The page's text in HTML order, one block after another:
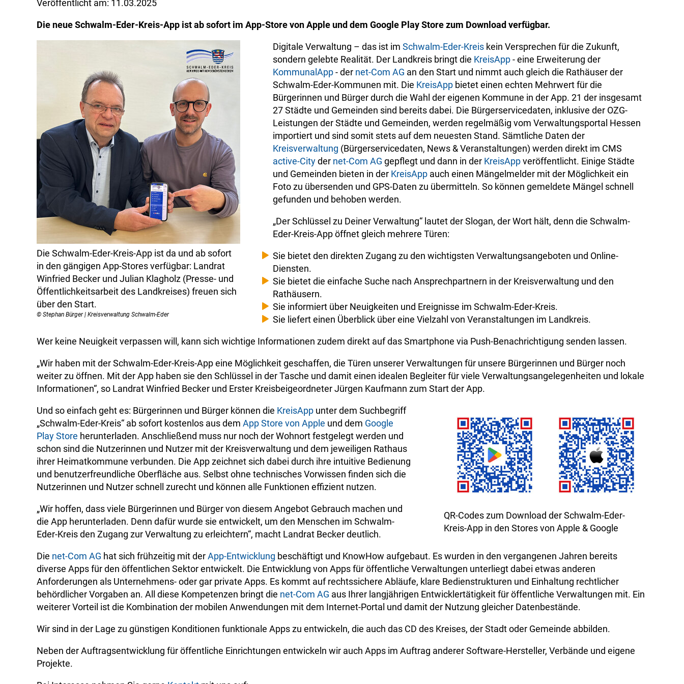
Veröffentlicht am: 11.03.2025
Die neue Schwalm-Eder-Kreis-App ist ab sofort im App-Store von Apple und dem Google Play Store zum Download verfügbar.
Die Schwalm-Eder-Kreis-App ist da und ab sofort
in den gängigen App-Stores verfügbar: Landrat
Winfried Becker und Julian Klagholz (Presse- und
Öffentlichkeitsarbeit des Landkreises) freuen sich
über den Start.
© Stephan Bürger | Kreisverwaltung Schwalm-Eder
Digitale Verwaltung – das ist im Schwalm-Eder-Kreis kein Versprechen für die Zukunft,
sondern gelebte Realität. Der Landkreis bringt die KreisApp- eine Erweiterung der
KommunalApp- der net-Com AG an den Start und nimmt auch gleich die Rathäuser der
Schwalm-Eder-Kommunen mit. Die KreisApp bietet einen echten Mehrwert für die
Bürgerinnen und Bürger durch die Wahl der eigenen Kommune in der App. 21 der insgesamt
27 Städte und Gemeinden sind bereits dabei. Die Bürgerservicedaten, inklusive der OZG-
Leistungen der Städte und Gemeinden, werden regelmäßig vom Verwaltungsportal Hessen
importiert und sind somit stets auf dem neuesten Stand. Sämtliche Daten der
Kreisverwaltung (Bürgerservicedaten, News & Veranstaltungen) werden direkt im CMS
active-Cityder net-Com AG gepflegt und dann in der KreisAppveröffentlicht. Einige Städte
und Gemeinden bieten in der KreisApp auch einen Mängelmelder mit der Möglichkeit ein
Foto zu übersenden und GPS-Daten zu übermitteln. So können gemeldete Mängel schnell
gefunden und behoben werden.
„Der Schlüssel zu Deiner Verwaltung“ lautet der Slogan, der Wort hält, denn die Schwalm-
Eder-Kreis-App öffnet gleich mehrere Türen:
Sie bietet den direkten Zugang zu den wichtigsten Verwaltungsangeboten und Online-
Diensten.
Sie bietet die einfache Suche nach Ansprechpartnern in der Kreisverwaltung und den
Rathäusern.
Sie informiert über Neuigkeiten und Ereignisse im Schwalm-Eder-Kreis.
Sie liefert einen Überblick über eine Vielzahl von Veranstaltungen im Landkreis.
Wer keine Neuigkeit verpassen will, kann sich wichtige Informationen zudem direkt auf das Smartphone via Push-Benachrichtigung senden lassen.
„Wir haben mit der Schwalm-Eder-Kreis-App eine Möglichkeit geschaffen, die Türen unserer Verwaltungen für unsere Bürgerinnen und Bürger noch
weiter zu öffnen. Mit der App haben sie den Schlüssel in der Tasche und damit einen idealen Begleiter für viele Verwaltungsangelegenheiten und lokale
Informationen“, so Landrat Winfried Becker und Erster Kreisbeigeordneter Jürgen Kaufmann zum Start der App.
QR-Codes zum Download der Schwalm-Eder-
Kreis-App in den Stores von Apple & Google
Und so einfach geht es: Bürgerinnen und Bürger können die KreisApp unter dem Suchbegriff
„Schwalm-Eder-Kreis“ ab sofort kostenlos aus dem App Store von Apple und dem Google
Play Store herunterladen. Anschließend muss nur noch der Wohnort festgelegt werden und
schon sind die Nutzerinnen und Nutzer mit der Kreisverwaltung und dem jeweiligen Rathaus
ihrer Heimatkommune verbunden. Die App zeichnet sich dabei durch ihre intuitive Bedienung
und benutzerfreundliche Oberfläche aus. Selbst ohne technisches Vorwissen finden sich die
Nutzerinnen und Nutzer schnell zurecht und können alle Funktionen effizient nutzen.
„Wir hoffen, dass viele Bürgerinnen und Bürger von diesem Angebot Gebrauch machen und
die App herunterladen. Denn dafür wurde sie entwickelt, um den Menschen im Schwalm-
Eder-Kreis den Zugang zur Verwaltung zu erleichtern“, macht Landrat Becker deutlich.
Die net-Com AG hat sich frühzeitig mit derApp-Entwicklung beschäftigt und KnowHow aufgebaut. Es wurden in den vergangenen Jahren bereits
diverse Apps für den öffentlichen Sektor entwickelt. Die Entwicklung von Apps für öffentliche Verwaltungen unterliegt dabei etwas anderen
Anforderungen als Unternehmens- oder gar private Apps. Es kommt auf rechtssichere Abläufe, klare Bedienstrukturen und Einhaltung rechtlicher
behördlicher Vorgaben an. All diese Kompetenzen bringt die net-Com AG aus Ihrer langjährigen Entwicklertätigkeit für öffentliche Verwaltungen mit. Ein
weiterer Vorteil ist die Kombination der mobilen Anwendungen mit dem Internet-Portal und damit der Nutzung gleicher Datenbestände.
Wir sind in der Lage zu günstigen Konditionen funktionale Apps zu entwickeln, die auch das CD des Kreises, der Stadt oder Gemeinde abbilden.
Neben der Auftragsentwicklung für öffentliche Einrichtungen entwickeln wir auch Apps im Auftrag anderer Software-Hersteller, Verbände und eigene
Projekte.